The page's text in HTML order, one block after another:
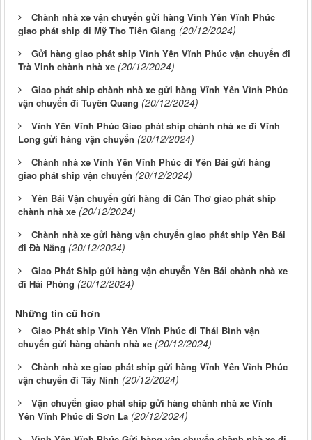
Chành nhà xe vận chuyển gửi hàng Vĩnh Yên Vĩnh Phúc
giao phát ship đi Mỹ Tho Tiền Giang (20/12/2024)
Gửi hàng giao phát ship Vĩnh Yên Vĩnh Phúc vận chuyển đi
Trà Vinh chành nhà xe (20/12/2024)
Giao phát ship chành nhà xe gửi hàng Vĩnh Yên Vĩnh Phúc
vận chuyển đi Tuyên Quang (20/12/2024)
Vĩnh Yên Vĩnh Phúc Giao phát ship chành nhà xe đi Vĩnh
Long gửi hàng vận chuyển (20/12/2024)
Chành nhà xe Vĩnh Yên Vĩnh Phúc đi Yên Bái gửi hàng
giao phát ship vận chuyển (20/12/2024)
Yên Bái Vận chuyển gửi hàng đi Cần Thơ giao phát ship
chành nhà xe (20/12/2024)
Chành nhà xe gửi hàng vận chuyển giao phát ship Yên Bái
đi Đà Nẵng (20/12/2024)
Giao Phát Ship gửi hàng vận chuyển Yên Bái chành nhà xe
đi Hải Phòng (20/12/2024)
Những tin cũ hơn
Giao Phát ship Vĩnh Yên Vĩnh Phúc đi Thái Bình vận
chuyển gửi hàng chành nhà xe (20/12/2024)
Chành nhà xe giao phát ship gửi hàng Vĩnh Yên Vĩnh Phúc
vận chuyển đi Tây Ninh (20/12/2024)
Vận chuyển giao phát ship gửi hàng chành nhà xe Vĩnh
Yên Vĩnh Phúc đi Sơn La (20/12/2024)